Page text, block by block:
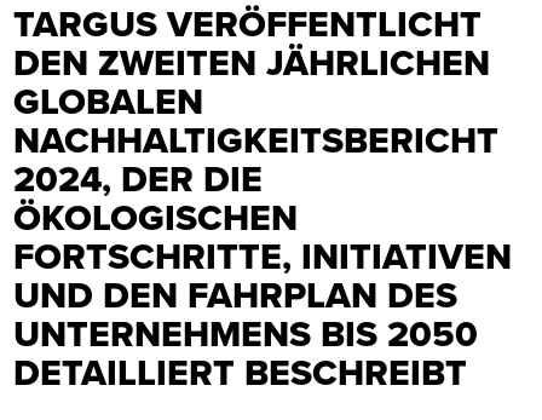
TARGUS VERÖFFENTLICHT
DEN ZWEITEN JÄHRLICHEN
GLOBALEN
NACHHALTIGKEITSBERICHT
2024, DER DIE
ÖKOLOGISCHEN
FORTSCHRITTE, INITIATIVEN
UND DEN FAHRPLAN DES
UNTERNEHMENS BIS 2050
DETAILLIERT BESCHREIBT